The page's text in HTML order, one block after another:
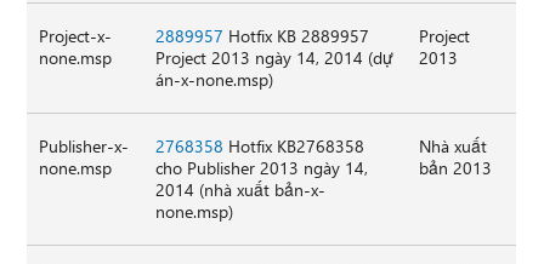
Project-x-
none.msp
2889957 Hotfix KB 2889957
Project 2013 ngày 14, 2014 (dự
án-x-none.msp)
Project
2013
Publisher-x-
none.msp
2768358 Hotfix KB2768358
cho Publisher 2013 ngày 14,
2014 (nhà xuất bản-x-
none.msp)
Nhà xuất
bản 2013